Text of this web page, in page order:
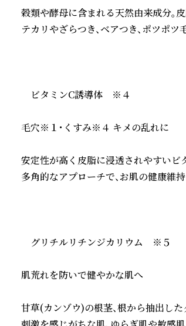
穀類や酵母に含まれる天然由来成分。
テカリやざらつき、ベアつき、ポツポ
ビタミンC誘導体　※４
毛穴※１・くすみ※４ キメの乱れに
安定性が高く皮脂に浸透されやすいビ
多角的なアプローチで、お肌の健康維持
グリチルリチンジカリウム　※５
肌荒れを防いで健やかな肌へ
甘草(カンゾウ)の根茎、根から抽出し